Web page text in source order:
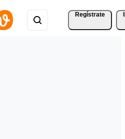
Regístrate